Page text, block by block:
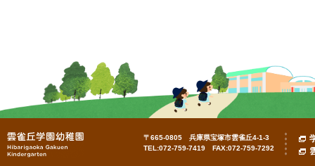
〒665-0805 兵庫県宝塚市雲雀丘4-1-3
TEL:072-759-7419 FAX:072-759-7292